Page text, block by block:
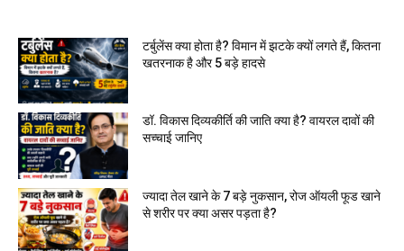
टर्बुलेंस क्या होता है? विमान में झटके क्यों लगते हैं, कितना
खतरनाक है और 5 बड़े हादसे
डॉ. विकास दिव्यकीर्ति की जाति क्या है? वायरल दावों की
सच्चाई जानिए
ज्यादा तेल खाने के 7 बड़े नुकसान, रोज ऑयली फूड खाने
से शरीर पर क्या असर पड़ता है?